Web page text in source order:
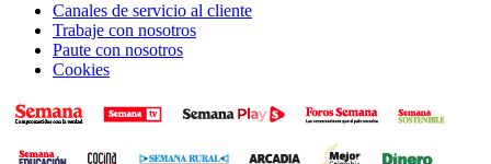
Canales de servicio al cliente
Trabaje con nosotros
Paute con nosotros
Cookies